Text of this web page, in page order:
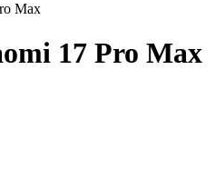
Max
17 Pro Max